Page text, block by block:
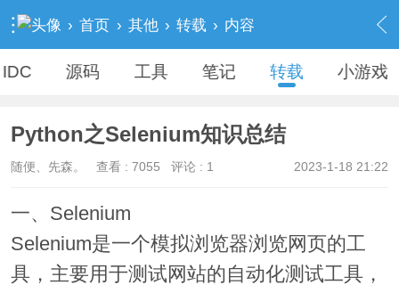
› 首页 › 其他 › 转载 › 内容
IDC 源码 工具 笔记 转载 小游戏
Python之Selenium知识总结
2023-1-18 21:22
随便、先森。 查看 : 7055 评论 : 1
一、Selenium
Selenium是一个模拟浏览器浏览网页的工
具，主要用于测试网站的自动化测试工具，